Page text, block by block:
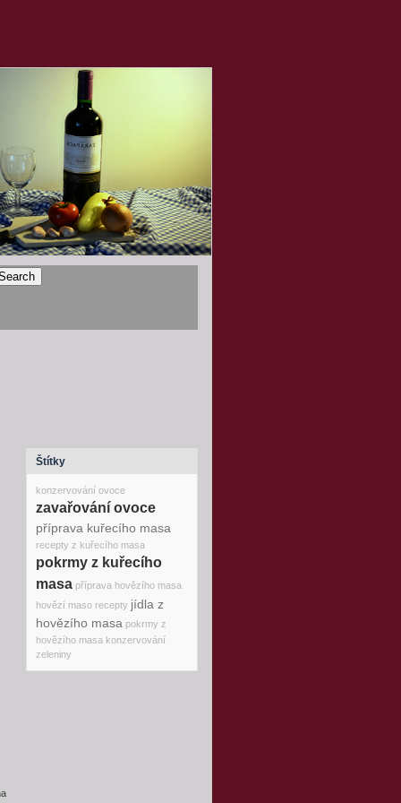
Štítky
konzervování ovoce
zavařování ovoce
příprava kuřecího masa
recepty z kuřecího masa
pokrmy z kuřecího
masa příprava hovězího masa
hovězí maso recepty jídla z
hovězího masa pokrmy z
hovězího masa konzervování
zeleniny